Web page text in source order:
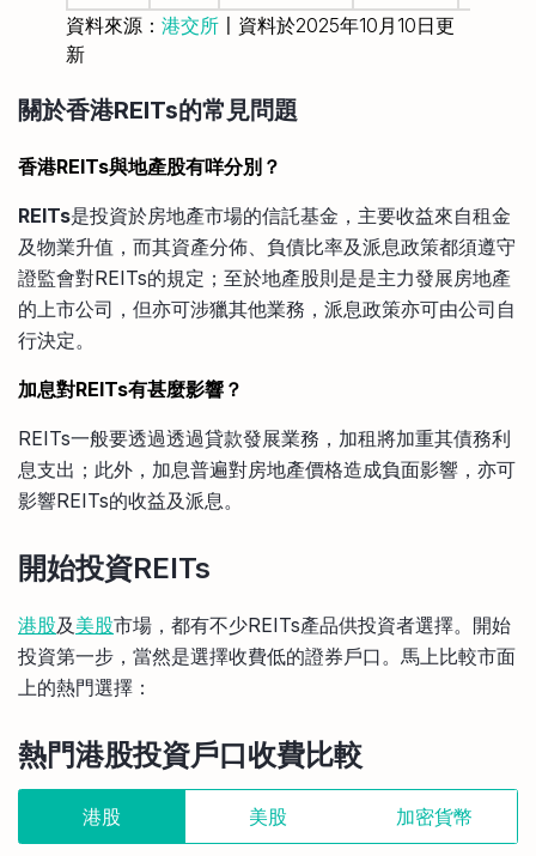
資料來源： 港交所 〡資料於2025年10月10日更
新
關於香港REITs的常見問題
香港REITs與地產股有咩分別？
REITs是投資於房地產市場的信託基金，主要收益來自租金
及物業升值，而其資產分佈、負債比率及派息政策都須遵守
證監會對REITs的規定；至於地產股則是是主力發展房地產
的上市公司，但亦可涉獵其他業務，派息政策亦可由公司自
行決定。
加息對REITs有甚麼影響？
REITs一般要透過透過貸款發展業務，加租將加重其債務利
息支出；此外，加息普遍對房地產價格造成負面影響，亦可
影響REITs的收益及派息。
開始投資REITs
港股及 美股市場，都有不少REITs產品供投資者選擇。開始
投資第一步，當然是選擇收費低的證券戶口。馬上比較市面
上的熱門選擇：
熱門港股投資戶口收費比較
港股 美股 加密貨幣